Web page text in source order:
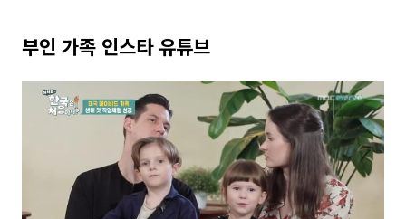
부인 가족 인스타 유튜브